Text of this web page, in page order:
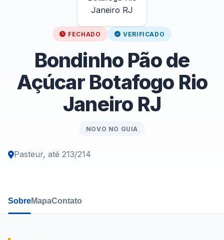
FECHADO VERIFICADO
Bondinho Pão de
Açúcar Botafogo Rio
Janeiro RJ
NOVO NO GUIA
Pasteur, até 213/214
SobreMapaContato